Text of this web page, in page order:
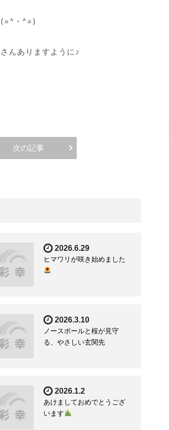
(=^・^=)
んありますように♪
次の記事
2026.6.29
ヒマワリが咲き始めました
2026.3.10
ノースポールと桜が見守
る、やさしい玄関先
2026.1.2
あけましておめでとうござ
います